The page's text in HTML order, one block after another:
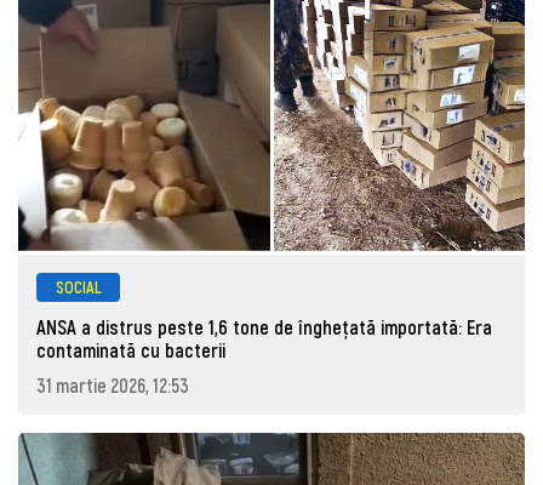
SOCIAL
ANSA a distrus peste 1,6 tone de înghețată importată: Era
contaminată cu bacterii
31 martie 2026, 12:53